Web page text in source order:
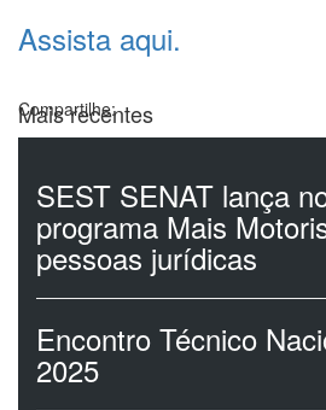
Assista aqui.
Compartilhe:
Mais recentes
SEST SENAT lança
programa Mais
pessoas jurídicas
Encontro Técnico
2025